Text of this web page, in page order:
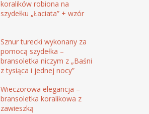
koralików robiona na
szydełku „Łaciata” + wzór
Sznur turecki wykonany za
pomocą szydełka –
bransoletka niczym z „Baśni
z tysiąca i jednej nocy”
Wieczorowa elegancja –
bransoletka koralikowa z
zawieszką